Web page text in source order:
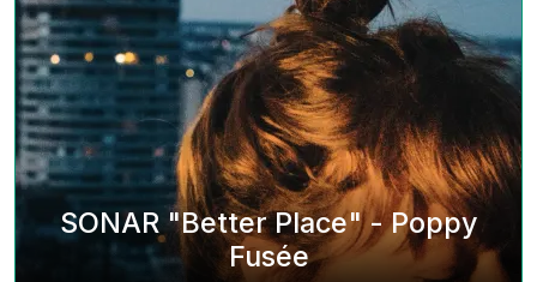
SONAR "Better Place" - Poppy
Fusée